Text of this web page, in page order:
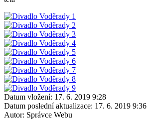
Datum vložení: 17. 6. 2019 9:28
Datum poslední aktualizace: 17. 6. 2019 9:36
Autor: Správce Webu